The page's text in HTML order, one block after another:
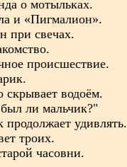
о мотыльках.
и «Пигмалион».
при свечах.
происшествие.
скрывает водоём.
ли мальчик?"
продолжает удивлять.
троих.
часовни.